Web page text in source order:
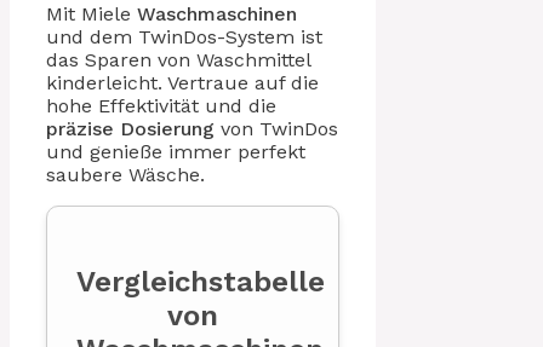
Mit Miele Waschmaschinen
und dem TwinDos-System ist
das Sparen von Waschmittel
kinderleicht. Vertraue auf die
hohe Effektivität und die
präzise Dosierung von TwinDos
und genieße immer perfekt
saubere Wäsche.
Vergleichstabelle
von